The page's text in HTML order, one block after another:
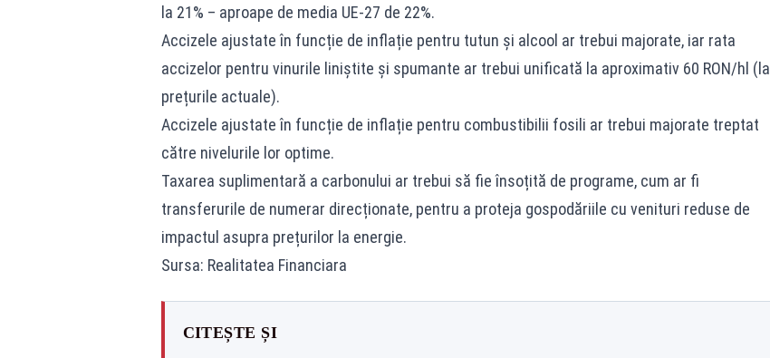
la 21% – aproape de media UE-27 de 22%.
Accizele ajustate în funcție de inflație pentru tutun și alcool ar trebui majorate, iar rata
accizelor pentru vinurile liniștite și spumante ar trebui unificată la aproximativ 60 RON/hl (la
prețurile actuale).
Accizele ajustate în funcție de inflație pentru combustibilii fosili ar trebui majorate treptat
către nivelurile lor optime.
Taxarea suplimentară a carbonului ar trebui să fie însoțită de programe, cum ar fi
transferurile de numerar direcționate, pentru a proteja gospodăriile cu venituri reduse de
impactul asupra prețurilor la energie.
Sursa: Realitatea Financiara
CITEȘTE ȘI